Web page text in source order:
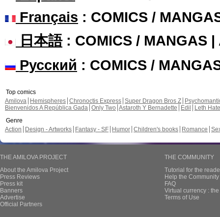
Français : COMICS /
日本語: COMICS / MANGAS |
Русский : COMICS /
Top comics
Amilova
Hemispheres Chronoctis Express Super Dragon Bros Z
Bienvenidos A República Gada Only Two Astaroth Y Bernadette Edil
Leth Hate
Genre
Action
Design - Artworks Fantasy - SF Humor Children's books Romance
THE AMILOVA PROJECT
About the Amilova Project
Press Reviews
Press kit
Banners
Advertise
Official Partners
THE COMMUNITY
Tutorial for the
Help the
FAQ
Virtual currency :
Terms of Use